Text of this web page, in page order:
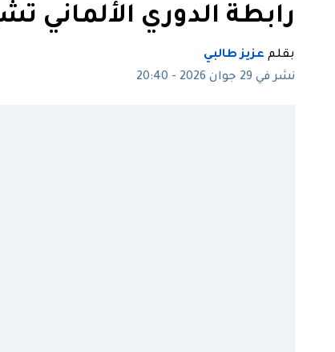
رابطة الدوري الألماني
بقلم عزيز طالبي
نشر في 29 جوان 2026 - 20:40